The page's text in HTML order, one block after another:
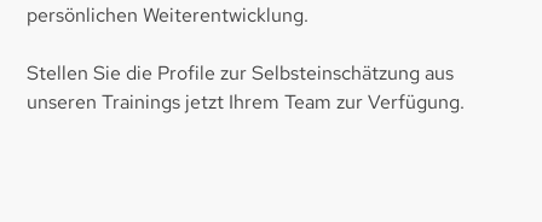
persönlichen Weiterentwicklung.
Stellen Sie die Profile zur Selbsteinschätzung aus
unseren Trainings jetzt Ihrem Team zur Verfügung.